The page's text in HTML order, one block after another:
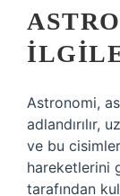
Astronomi,
adlandırılır,
ve bu
hareketlerini
tarafından